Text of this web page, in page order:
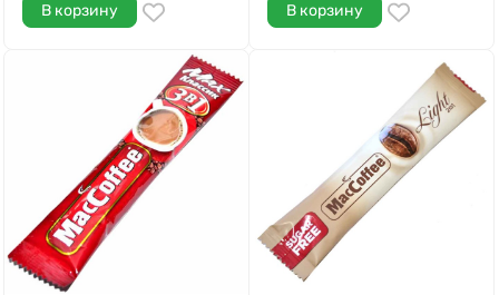
В корзину В корзину